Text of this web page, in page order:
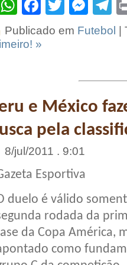
WhatsApp
Facebook
Twitter
Publicado em Futebol |
»
e México
pela
8/jul/2011 . 9:01
Esportiva
duelo é válido
rodada da
da Copa América,
como